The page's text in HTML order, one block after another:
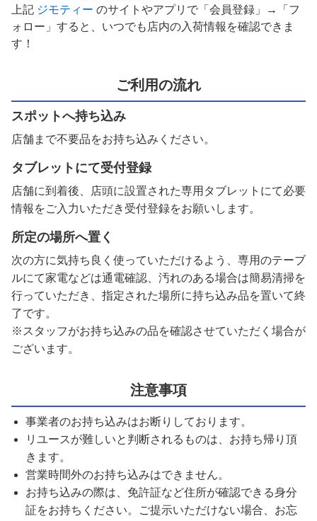
上記 ジモティー のサイトやアプリで「会員登録」→「フ
ォロー」すると、いつでも店内の入荷情報を確認できま
す！
ご利用の流れ
スポットへ持ち込み
店舗まで不要品をお持ち込みください。
タブレットにて受付登録
店舗に到着後、店頭に設置された専用タブレットにて必要
情報をご入力いただき受付登録をお願いします。
所定の場所へ置く
次の方に気持ち良く使っていただけるよう、専用のテーブ
ルにて家電などは通電確認、汚れのある場合は簡易清掃を
行っていただき、指定された場所に持ち込み品を置いて終
了です。
※スタッフがお持ち込みの品を確認させていただく場合が
ございます。
注意事項
事業者のお持ち込みはお断りしております。
リユースが難しいと判断されるものは、お持ち帰り頂
きます。
営業時間外のお持ち込みはできません。
お持ち込みの際は、免許証など住所が確認できる身分
証をお持ちください。ご提示いただけない場合、お忘